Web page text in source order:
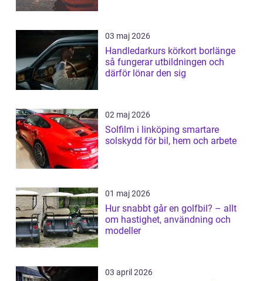
03 maj 2026
Handledarkurs körkort borlänge
så fungerar utbildningen och
därför lönar den sig
02 maj 2026
Solfilm i linköping smartare
solskydd för bil, hem och arbete
01 maj 2026
Hur snabbt går en golfbil? – allt
om hastighet, användning och
modeller
03 april 2026